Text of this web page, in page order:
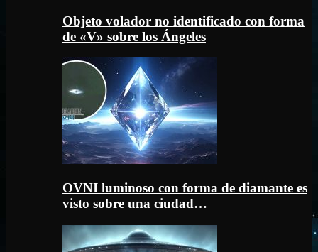
Objeto volador no identificado con forma
de «V» sobre los Ángeles
OVNI luminoso con forma de diamante es
visto sobre una ciudad…